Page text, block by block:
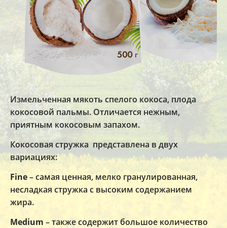
Измельченная мякоть спелого кокоса, плода
кокосовой пальмы. Отличается нежным,
приятным кокосовым запахом.
Кокосовая стружка представлена в двух
вариациях:
Fine– самая ценная, мелко гранулированная,
несладкая стружка с высоким содержанием
жира.
Medium – также содержит большое количество